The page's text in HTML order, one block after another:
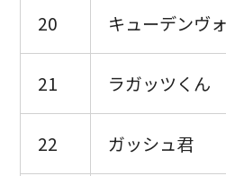
20 キューデンヴ
21 ラガッツくん
22 ガッシュ君